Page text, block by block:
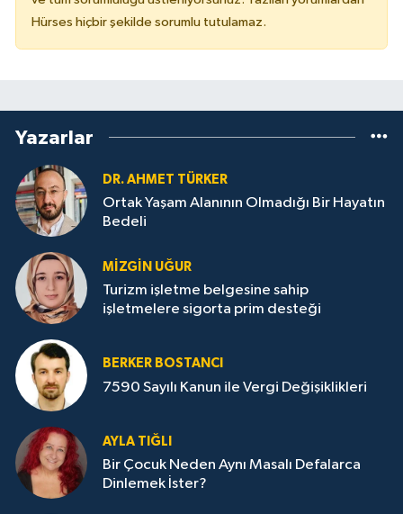
Hürses hiçbir şekilde sorumlu tutulamaz.
Yazarlar
DR. AHMET TÜRKER
Ortak Yaşam Alanının Olmadığı Bir Hayatın
Bedeli
MIZGIN UĞUR
Turizm işletme belgesine sahip
işletmelere sigorta prim desteği
BERKER BOSTANCI
7590 Sayılı Kanun ile Vergi Değişiklikleri
AYLA TIĞLI
Bir Çocuk Neden Aynı Masalı Defalarca
Dinlemek İster?